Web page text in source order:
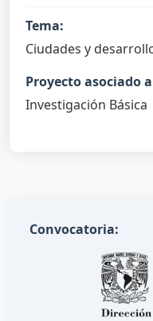
Tema:
Ciudades y
Proyecto asociado
Investigación Básica
Convocatoria: